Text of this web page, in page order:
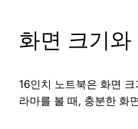
화면 크기와
16인치 노트북은 화면
라마를 볼 때, 충분한 화